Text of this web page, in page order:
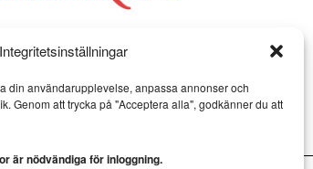
Integritetsinställningar
din användarupplevelse, anpassa annonser och
Genom att trycka på "Acceptera alla", godkänner du att
är nödvändiga för inloggning.